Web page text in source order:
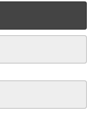
Hettich